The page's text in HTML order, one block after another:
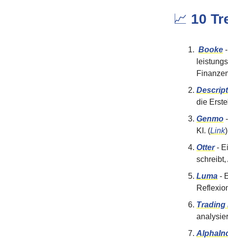
📈 10
Booke
Descript
die
Genmo
KI. (Link)
Otter-
schreibt,
Luma -
Trading